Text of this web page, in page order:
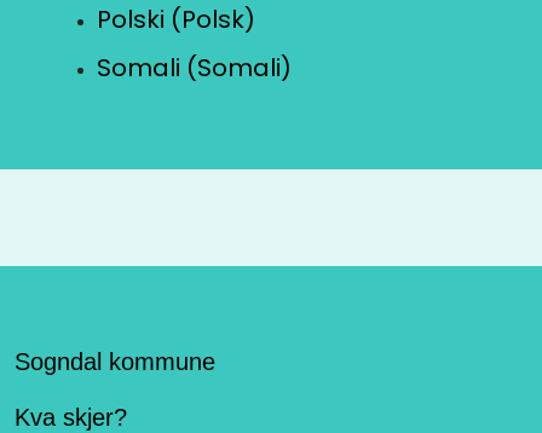
Polski (Polsk)
Somali (Somali)
Sogndal kommune
Kva skjer?